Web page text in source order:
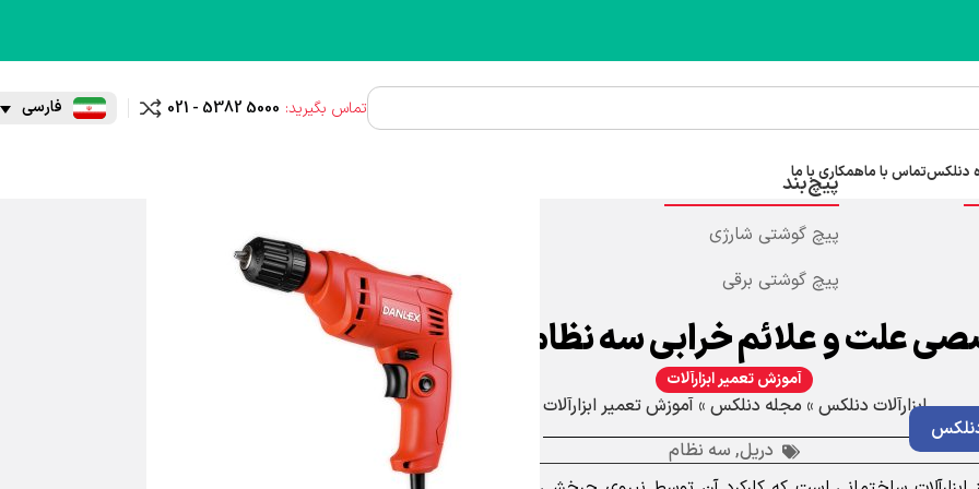
تماس بگیرید: 021 - 5382 5000 مقایسه فارسی
پیچ‌بند
پیچ گوشتی شارژی
پیچ گوشتی برقی
دنلکستماس با ما همکاری با ما
علت و علائم خرابی سه نظام دریل + راهکار
آموزش تعمیر ابزارآلات
ابزارآلات دنلکس»مجله دنلکس»آموزش تعمیر ابزارآلات
دریل,سه نظام